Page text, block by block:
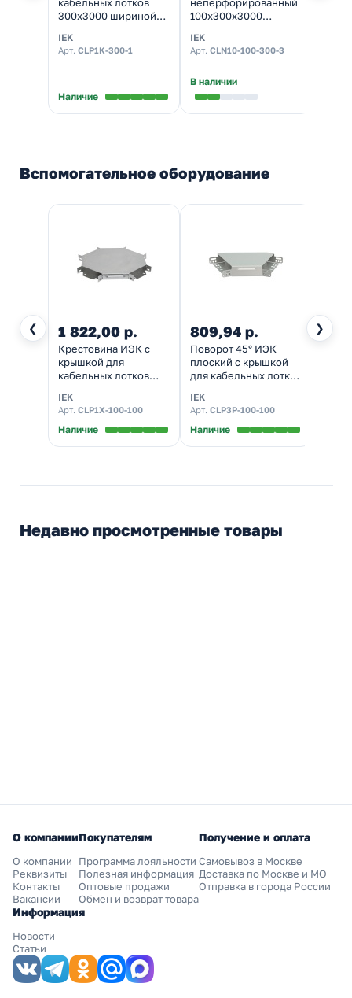
300х3000 шириной
мм
IEK
Арт. CLP1K-300-1
Наличие
100х300х3000
мм
IEK
Арт. CLN10-100-300-3
В наличии
Вспомогательное оборудование
❮ ❯
1 822,00 р.
Крестовина ИЭК с
крышкой для
кабельных лотков
IEK
Арт. CLP1X-100-100
Наличие
809,94 р.
Поворот 45° ИЭК
плоский с крышкой
для кабельных лотков
IEK
Арт. CLP3P-100-100
Наличие
Недавно просмотренные товары
О компании
О компании
Реквизиты
Контакты
Вакансии
Покупателям
Программа лояльности
Полезная информация
Оптовые продажи
Обмен и возврат товара
Получение и оплата
Самовывоз в Москве
Доставка по Москве и МО
Отправка в города России
Информация
Новости
Статьи